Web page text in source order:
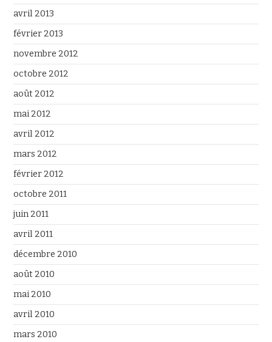
avril 2013
février 2013
novembre 2012
octobre 2012
août 2012
mai 2012
avril 2012
mars 2012
février 2012
octobre 2011
juin 2011
avril 2011
décembre 2010
août 2010
mai 2010
avril 2010
mars 2010